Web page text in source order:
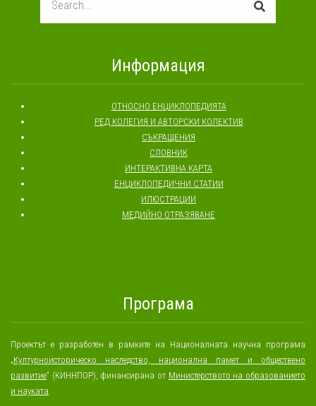
Информация
ОТНОСНО ЕНЦИКЛОПЕДИЯТА
РЕД КОЛЕГИЯ И АВТОРСКИ КОЛЕКТИВ
СЪКРАЩЕНИЯ
СЛОВНИК
ИНТЕРАКТИВНА КАРТА
ЕНЦИКЛОПЕДИЧНИ СТАТИИ
ИЛЮСТРАЦИИ
МЕДИЙНО ОТРАЗЯВАНЕ
Програма
Проектът е разработен в рамките на Националната научна програма
„Културноисторическо наследство, национална памет и обществено
развитие“ (КИННПОР), финансирана от Министерството на образованието
и науката.